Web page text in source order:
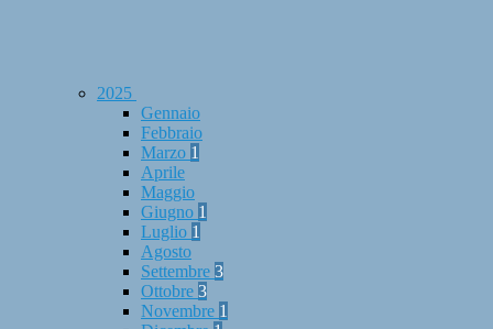
2025
Gennaio
Febbraio
Marzo 1
Aprile
Maggio
Giugno 1
Luglio 1
Agosto
Settembre 3
Ottobre 3
Novembre 1